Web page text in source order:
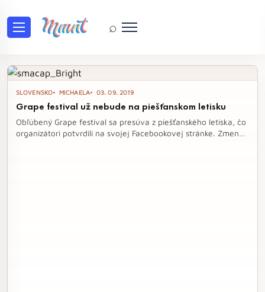
⌕
Tag: Grape festival
SLOVENSKO MICHAELA 03. 09. 2019
Grape festival už nebude na piešťanskom letisku
Obľúbený Grape festival sa presúva z piešťanského letiska, čo
organizátori potvrdili na svojej Facebookovej stránke. Zmena